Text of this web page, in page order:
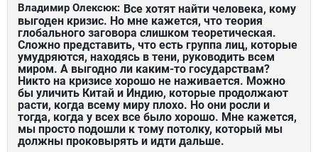
Владимир Олексюк: Все хотят найти человека, кому
выгоден кризис. Но мне кажется, что теория
глобального заговора слишком теоретическая.
Сложно представить, что есть группа лиц, которые
умудряются, находясь в тени, руководить всем
миром. А выгодно ли каким-то государствам?
Никто на кризисе хорошо не наживается. Можно
бы уличить Китай и Индию, которые продолжают
расти, когда всему миру плохо. Но они росли и
тогда, когда у всех все было хорошо. Мне кажется,
мы просто подошли к тому потолку, который мы
должны проковырять и идти дальше.